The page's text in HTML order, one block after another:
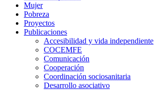
Mujer
Pobreza
Proyectos
Publicaciones
Accesibilidad y vida independiente
COCEMFE
Comunicación
Cooperación
Coordinación sociosanitaria
Desarrollo asociativo